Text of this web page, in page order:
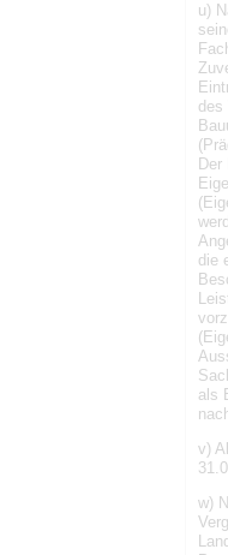
u)
des
die
als
v)
w)